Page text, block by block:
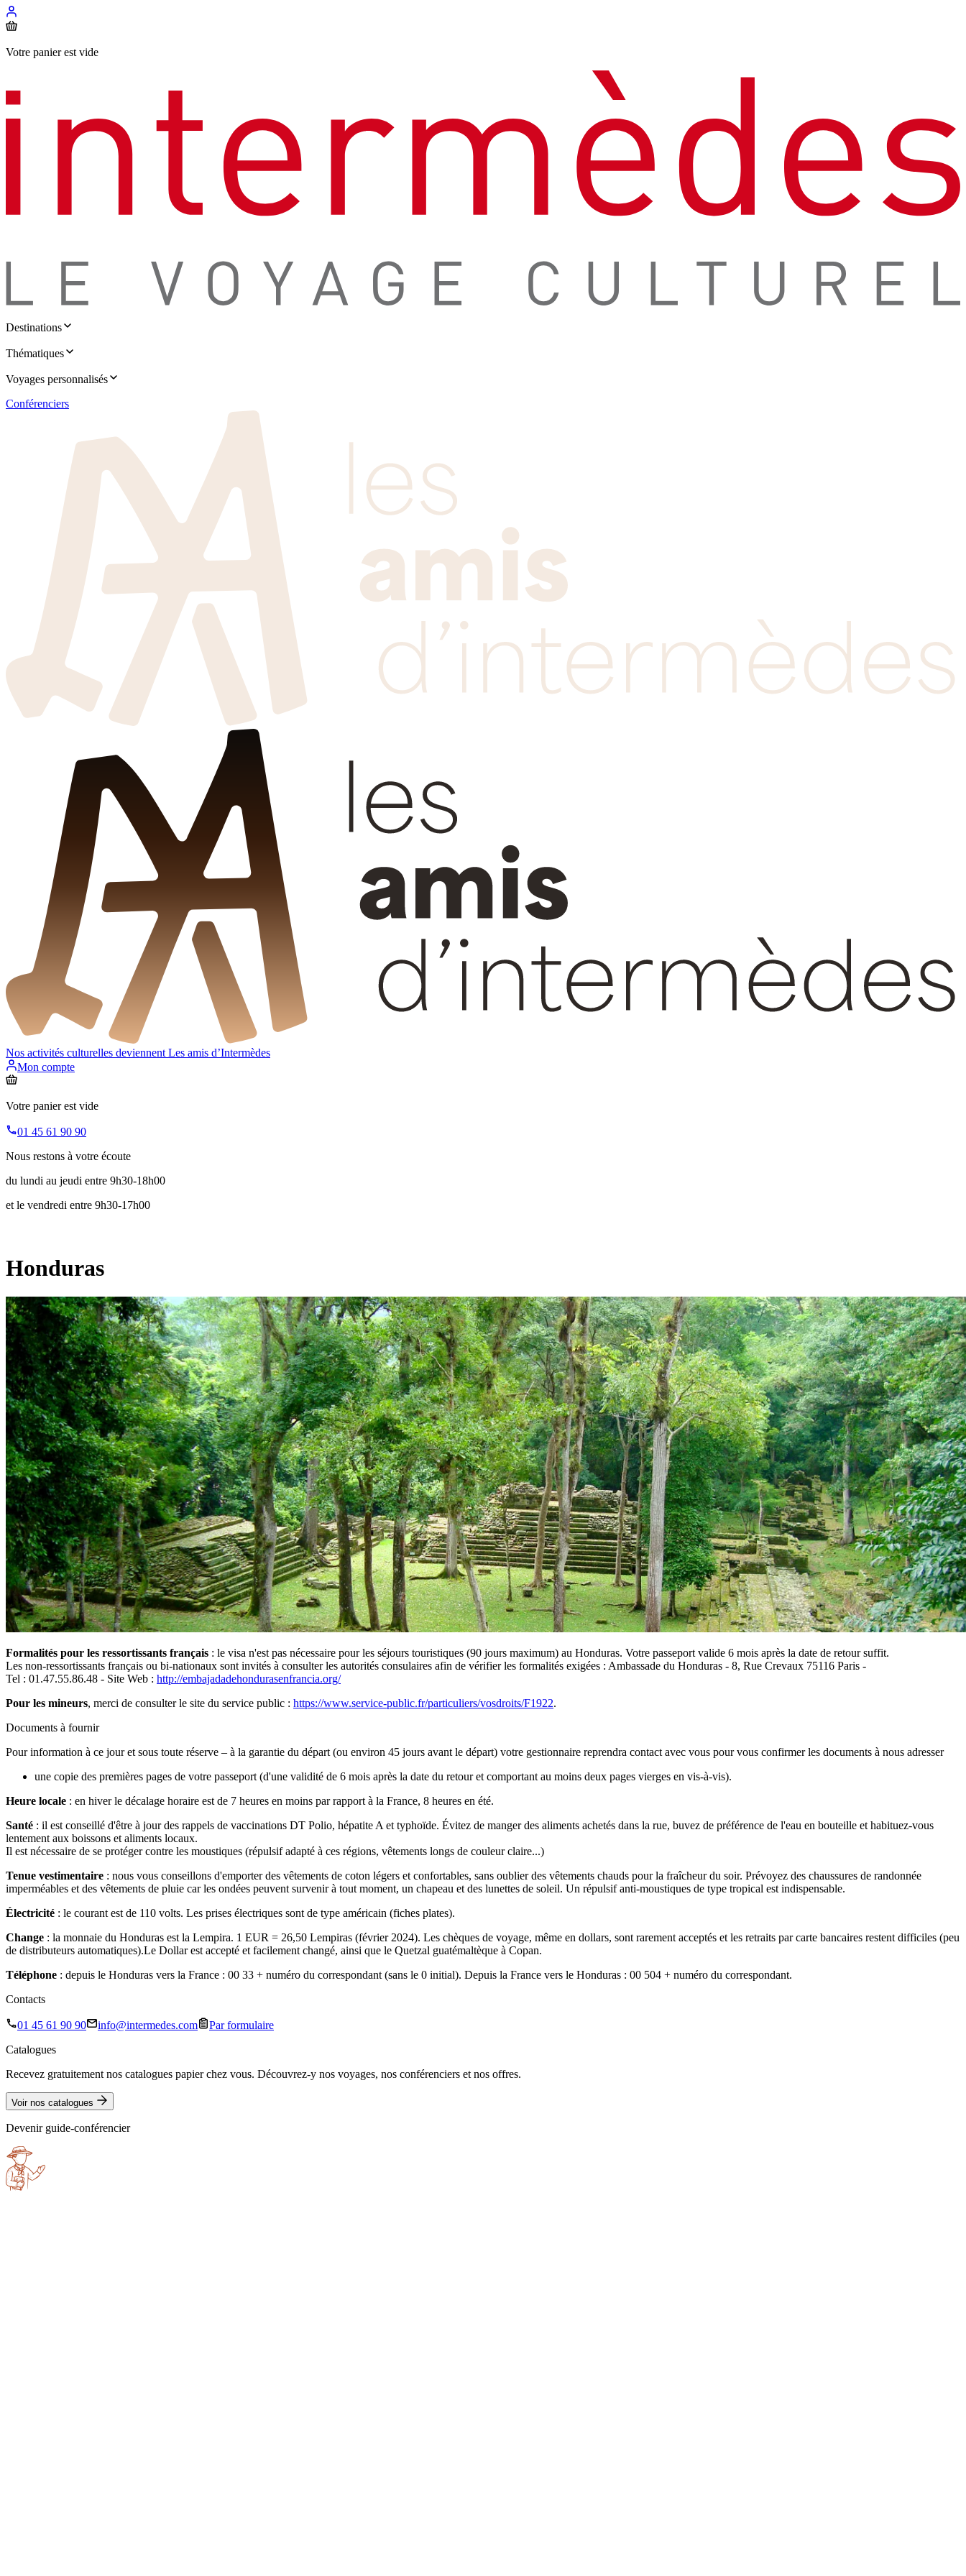
Votre panier est vide
Destinations
Thématiques
Voyages personnalisés
Conférenciers
Nos activités culturelles deviennent Les amis d’Intermèdes
Mon compte
Votre panier est vide
01 45 61 90 90
Nous restons à votre écoute
du lundi au jeudi entre 9h30-18h00
et le vendredi entre 9h30-17h00
Honduras
Formalités pour les ressortissants français : le visa n'est pas nécessaire pour les séjours touristiques (90 jours maximum) au Honduras. Votre passeport valide 6 mois après la date de retour suffit.
Les non-ressortissants français ou bi-nationaux sont invités à consulter les autorités consulaires afin de vérifier les formalités exigées : Ambassade du Honduras - 8, Rue Crevaux 75116 Paris -
Tel : 01.47.55.86.48 - Site Web : http://embajadadehondurasenfrancia.org/
Pour les mineurs, merci de consulter le site du service public : https://www.service-public.fr/particuliers/vosdroits/F1922.
Documents à fournir
Pour information à ce jour et sous toute réserve – à la garantie du départ (ou environ 45 jours avant le départ) votre gestionnaire reprendra contact avec vous pour vous confirmer les documents à nous adresser
une copie des premières pages de votre passeport (d'une validité de 6 mois après la date du retour et comportant au moins deux pages vierges en vis-à-vis).
Heure locale : en hiver le décalage horaire est de 7 heures en moins par rapport à la France, 8 heures en été.
Santé : il est conseillé d'être à jour des rappels de vaccinations DT Polio, hépatite A et typhoïde. Évitez de manger des aliments achetés dans la rue, buvez de préférence de l'eau en bouteille et habituez-vous
lentement aux boissons et aliments locaux.
Il est nécessaire de se protéger contre les moustiques (répulsif adapté à ces régions, vêtements longs de couleur claire...)
Tenue vestimentaire : nous vous conseillons d'emporter des vêtements de coton légers et confortables, sans oublier des vêtements chauds pour la fraîcheur du soir. Prévoyez des chaussures de randonnée
imperméables et des vêtements de pluie car les ondées peuvent survenir à tout moment, un chapeau et des lunettes de soleil. Un répulsif anti-moustiques de type tropical est indispensable.
Électricité : le courant est de 110 volts. Les prises électriques sont de type américain (fiches plates).
Change : la monnaie du Honduras est la Lempira. 1 EUR = 26,50 Lempiras (février 2024). Les chèques de voyage, même en dollars, sont rarement acceptés et les retraits par carte bancaires restent difficiles (peu
de distributeurs automatiques).Le Dollar est accepté et facilement changé, ainsi que le Quetzal guatémaltèque à Copan.
Téléphone : depuis le Honduras vers la France : 00 33 + numéro du correspondant (sans le 0 initial). Depuis la France vers le Honduras : 00 504 + numéro du correspondant.
Contacts
01 45 61 90 90 info@intermedes.com
Par formulaire
Catalogues
Recevez gratuitement nos catalogues papier chez vous. Découvrez-y nos voyages, nos conférenciers et nos offres.
Voir nos catalogues
Devenir guide-conférencier